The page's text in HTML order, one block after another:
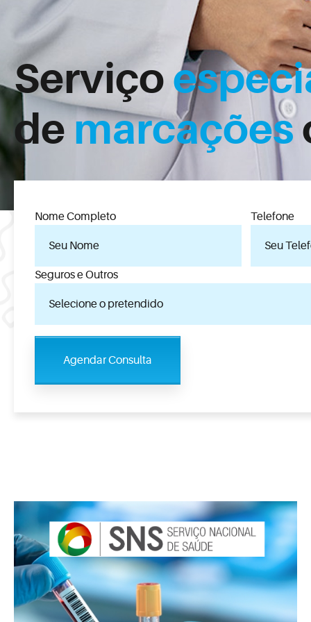
Serviço
demarcações
Nome Completo Telefone
Seguros e Outros